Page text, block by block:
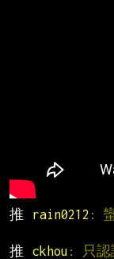
推 rain0212 :
推
ckhou : 只認